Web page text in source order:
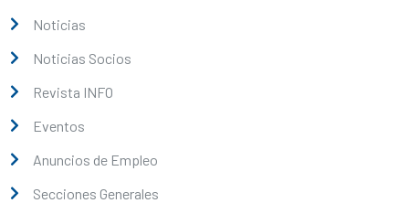
Noticias
Noticias Socios
Revista INFO
Eventos
Anuncios de Empleo
Secciones Generales